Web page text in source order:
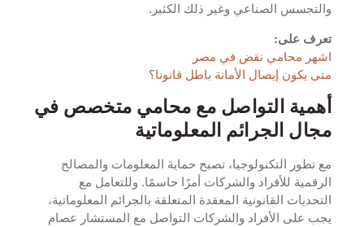
والتجسس الصناعي وغير ذلك الكثير.
تعرف على:
اشهر محامي نقض في مصر
متى يكون إيصال الأمانة باطل قانونا؟
أهمية التواصل مع محامي متخصص في
مجال الجرائم المعلوماتية
مع تطور التكنولوجيا، تصبح حماية المعلومات والمصالح
الرقمية للأفراد والشركات أمرًا حاسمًا. وللتعامل مع
التحديات القانونية المعقدة المتعلقة بالجرائم المعلوماتية،
يجب على الأفراد والشركات التواصل مع المستشار عصام